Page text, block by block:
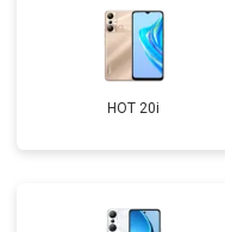
HOT 20i